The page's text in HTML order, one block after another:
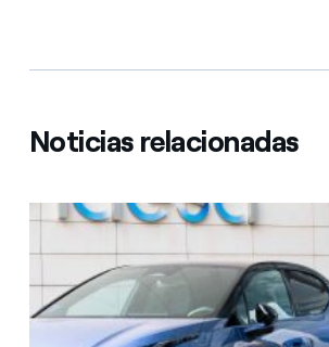
Noticias relacionadas